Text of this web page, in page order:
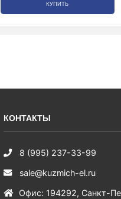
КУПИТЬ
КОНТАКТЫ
8 (995) 237-33-99
sale@kuzmich-el.ru
Офис: 194292, Санкт-